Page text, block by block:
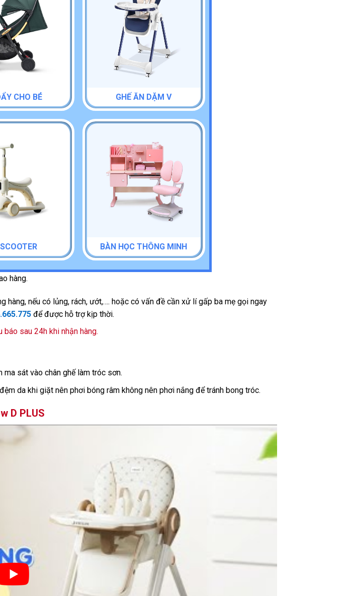
CHO BÉ GHẾ ĂN DẶM V
BÀN HỌC THÔNG MINH
hàng.
nếu có lủng, rách, ướt,…. hoặc có vấn đề cần xử lí gấp ba mẹ gọi ngay
để được hỗ trợ kịp thời.
sau 24h khi nhận hàng.
sát vào chân ghế làm tróc sơn.
da khi giặt nên phơi bóng râm không nên phơi nắng để tránh bong tróc.
D PLUS